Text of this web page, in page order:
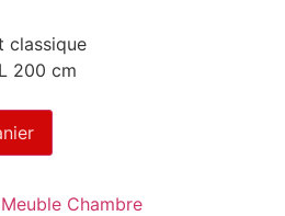
classique
200 cm
Meuble Chambre